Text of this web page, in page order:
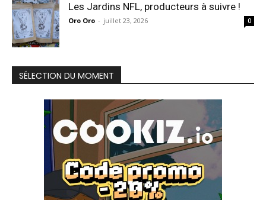
Les Jardins NFL, producteurs à suivre !
Oro Oro - juillet 23, 2026 0
SÉLECTION DU MOMENT